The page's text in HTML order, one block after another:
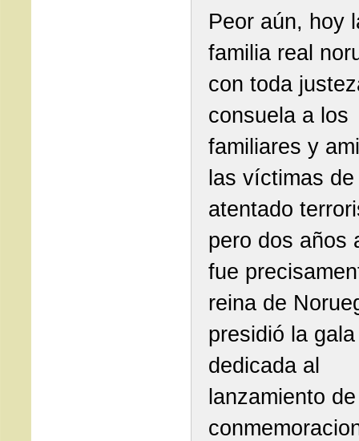
Peor aún, hoy
familia real
con toda
consuela a los
familiares y
las víctimas
atentado
pero dos años
fue
reina de
presidió la gala
dedicada al
lanzamiento